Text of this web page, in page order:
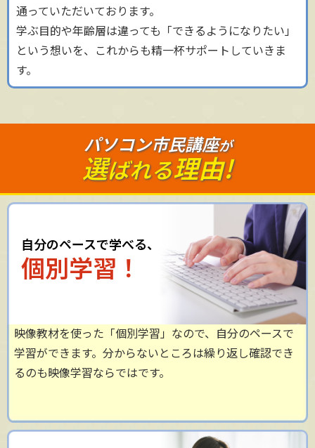
通っていただいております。
学ぶ目的や年齢層は違っても「できるようになりたい」
という想いを、これからも精一杯サポートしていきま
す。
パソコン市民講座が
選ばれる理由!
自分のペースで学べる、
個別学習！
映像教材を使った「個別学習」なので、自分のペースで
学習ができます。分からないところは繰り返し確認でき
るのも映像学習ならではです。